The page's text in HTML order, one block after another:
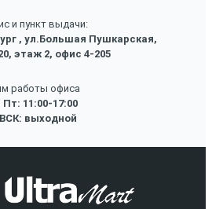
и пункт выдачи:
, ул.Большая Пушкарская,
этаж 2, офис 4-205
работы офиса
11:00-17:00
выходной